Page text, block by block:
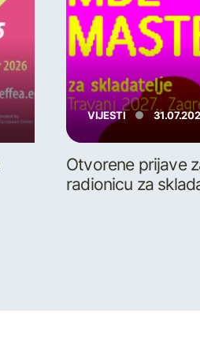
VIJESTI
Otvorene prijave
radionicu za